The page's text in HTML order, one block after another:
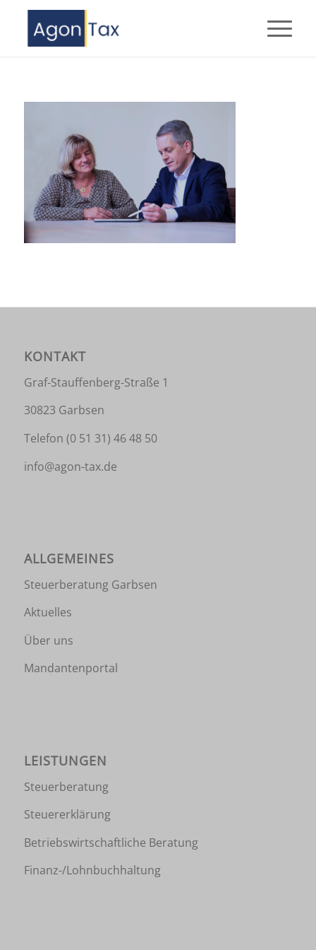
KONTAKT
Graf-Stauffenberg-Straße 1
30823 Garbsen
Telefon (0 51 31) 46 48 50
info@agon-tax.de
ALLGEMEINES
Steuerberatung Garbsen
Aktuelles
Über uns
Mandantenportal
LEISTUNGEN
Steuerberatung
Steuererklärung
Betriebswirtschaftliche Beratung
Finanz-/Lohnbuchhaltung